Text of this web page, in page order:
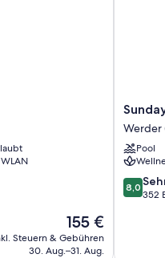
Der
Preis
beträgt
155 €
Steuern & Gebühren
30. Aug.–31. Aug.
Sunday
Resort
Werder
(Havel)
Werder
Pool
8.0
von
8,0
352